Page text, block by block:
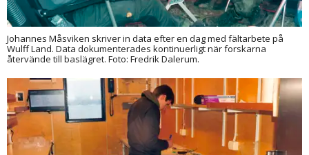
Johannes Måsviken skriver in data efter en dag med fältarbete på
Wulff Land. Data dokumenterades kontinuerligt när forskarna
återvände till baslägret. Foto: Fredrik Dalerum.